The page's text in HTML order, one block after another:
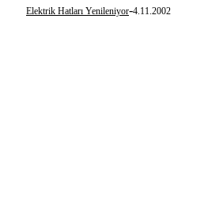
Elektrik Hatları Yenileniyor-4.11.2002